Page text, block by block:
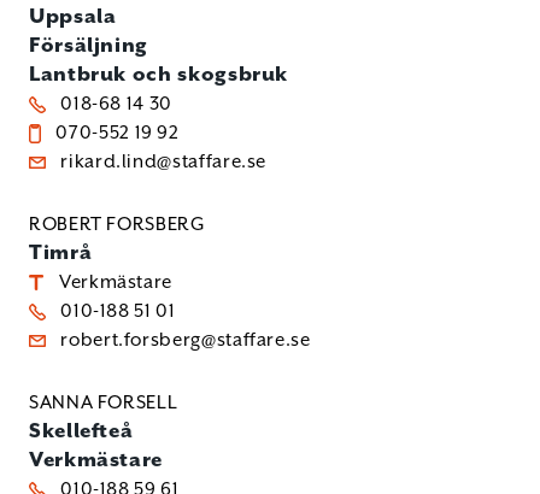
Uppsala
Försäljning
Lantbruk och skogsbruk
018-68 14 30
070-552 19 92
rikard.lind@staffare.se
ROBERT FORSBERG
Timrå
Verkmästare
010-188 51 01
robert.forsberg@staffare.se
SANNA FORSELL
Skellefteå
Verkmästare
010-188 59 61